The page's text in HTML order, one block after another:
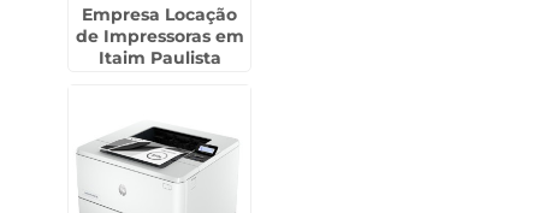
Empresa Locação
de Impressoras em
Itaim Paulista